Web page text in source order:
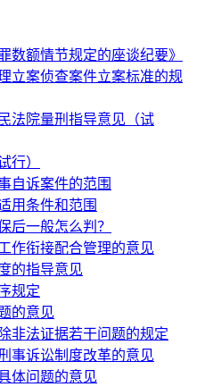
数额情节规定的座谈纪要》
立案侦查案件立案标准的规
法院量刑指导意见（试
行）
自诉案件的范围
用条件和范围
后一般怎么判？
作衔接配合管理的意见
的指导意见
规定
的意见
非法证据若干问题的规定
事诉讼制度改革的意见
体问题的意见